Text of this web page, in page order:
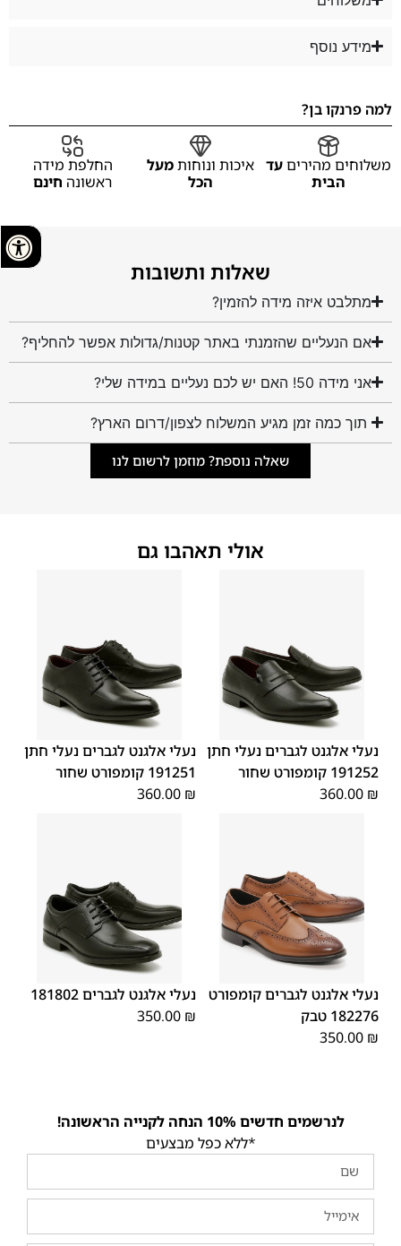
מידע נוסף
למה פרנקו בן?
משלוחים מהיריםעד
הבית
איכות ונוחותמעל
הכל
החלפת מידה
ראשונה חינם
שאלות ותשובות
מתלבט איזה מידה להזמין?
אם הנעליים שהזמנתי באתר קטנות/גדולות אפשר להחליף?
אני מידה 50! האם יש לכם נעליים במידה שלי?
תוך כמה זמן מגיע המשלוח לצפון/דרום הארץ?
שאלה נוספת? מוזמן לרשום לנו
אולי תאהבו גם
40
41
42
43
44
נעלי אלגנט לגברים נעלי חתן
191252 קומפורט שחור
360.00 ₪
40
41
42
43
44
נעלי אלגנט לגברים נעלי חתן
191251 קומפורט שחור
360.00 ₪
40
41
42
43
נעלי אלגנט לגברים קומפורט
182276 טבק
350.00 ₪
40
41
42
43
44
נעלי אלגנט לגברים 181802
350.00 ₪
לנרשמים חדשים 10% הנחה לקנייה הראשונה!
*ללא כפל מבצעים